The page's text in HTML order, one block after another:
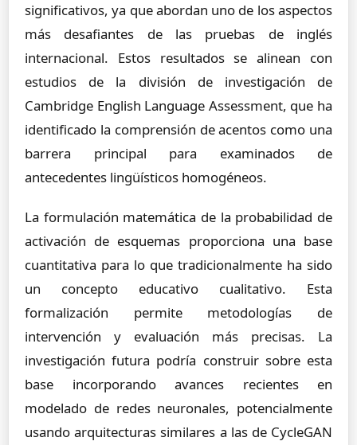
significativos, ya que abordan uno de los aspectos
más desafiantes de las pruebas de inglés
internacional. Estos resultados se alinean con
estudios de la división de investigación de
Cambridge English Language Assessment, que ha
identificado la comprensión de acentos como una
barrera principal para examinados de
antecedentes lingüísticos homogéneos.
La formulación matemática de la probabilidad de
activación de esquemas proporciona una base
cuantitativa para lo que tradicionalmente ha sido
un concepto educativo cualitativo. Esta
formalización permite metodologías de
intervención y evaluación más precisas. La
investigación futura podría construir sobre esta
base incorporando avances recientes en
modelado de redes neuronales, potencialmente
usando arquitecturas similares a las de CycleGAN